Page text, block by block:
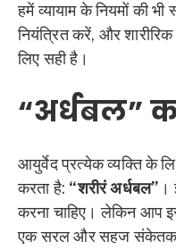
हमें व्यायाम के नियमों की
नियंत्रित करें, और
लिए सही है।
“अर्धबल”
आयुर्वेद प्रत्येक व्यक्ति के
करता है: “शरीरं अर्धबल” ।
करना चाहिए। लेकिन आप
एक सरल और सहज संकेतक